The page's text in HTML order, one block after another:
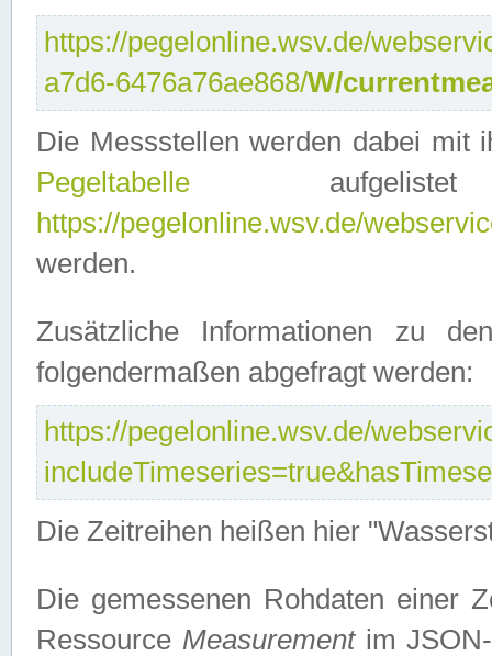
https://pegelonline.wsv.de/
a7d6-6476a76ae868/W/
Die Messstellen werden dabei mit
Pegeltabelle
https://pegelonline.wsv.de/
werden.
Zusätzliche Informationen zu
folgendermaßen abgefragt werden:
https://pegelonline.wsv.de/
Die Zeitreihen heißen hier
Die gemessenen Rohdaten einer
Ressource Measurementim JSON-